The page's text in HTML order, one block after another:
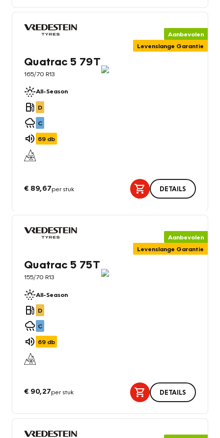
Aanbevolen
Levenslange Garantie
Quatrac 5 79T
165/70 R13
All-Season
D
C
69 db
€ 89,67per stuk DETAILS
Aanbevolen
Levenslange Garantie
Quatrac 5 75T
155/70 R13
All-Season
D
C
69 db
€ 90,27per stuk DETAILS